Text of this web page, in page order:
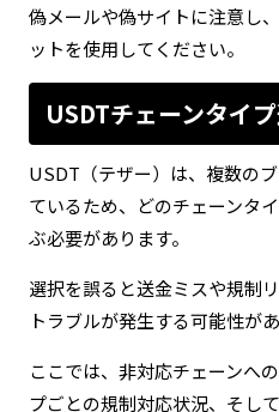
偽メールや偽サイトに注意し
ットを使用してください。
USDTチェーンタイ
USDT（テザー）は、複数の
ているため、どのチェーンタ
ぶ必要があります。
選択を誤ると送金ミスや規制
トラブルが発生する可能性があ
ここでは、非対応チェーンへ
プごとの規制対応状況、そし